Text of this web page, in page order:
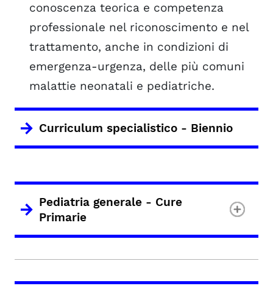
conoscenza teorica e competenza
professionale nel riconoscimento e nel
trattamento, anche in condizioni di
emergenza-urgenza, delle più comuni
malattie neonatali e pediatriche.
Curriculum specialistico - Biennio
Pediatria generale - Cure
Primarie